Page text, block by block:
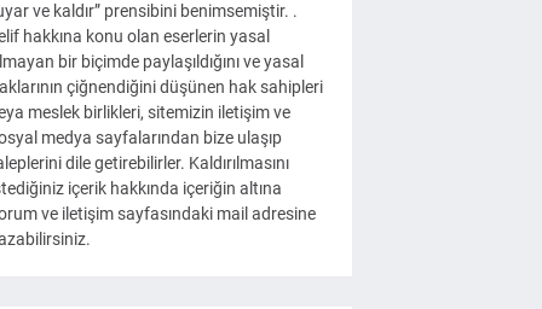
ve kaldır” prensibini benimsemiştir. .
hakkına konu olan eserlerin yasal
bir biçimde paylaşıldığını ve yasal
çiğnendiğini düşünen hak sahipleri
meslek birlikleri, sitemizin iletişim ve
medya sayfalarından bize ulaşıp
dile getirebilirler. Kaldırılmasını
içerik hakkında içeriğin altına
ve iletişim sayfasındaki mail adresine